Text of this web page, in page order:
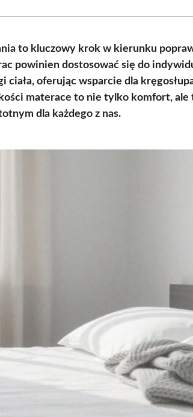
(Twitter)
to kluczowy krok w kierunku
powinien dostosować się do
oferując wsparcie dla
materace to nie tylko komfort, ale
dla każdego z nas.